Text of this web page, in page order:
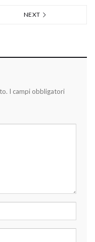
NEXT
I campi obbligatori